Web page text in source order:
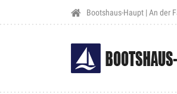
Bootshaus-Haupt | An der